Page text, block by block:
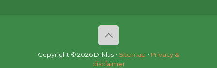
Copyright © 2026 D-klus • Sitemap • Privacy &
disclaimer